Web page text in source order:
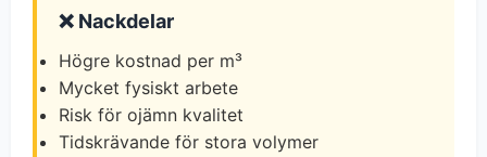
❌ Nackdelar
Högre kostnad per m³
Mycket fysiskt arbete
Risk för ojämn kvalitet
Tidskrävande för stora volymer